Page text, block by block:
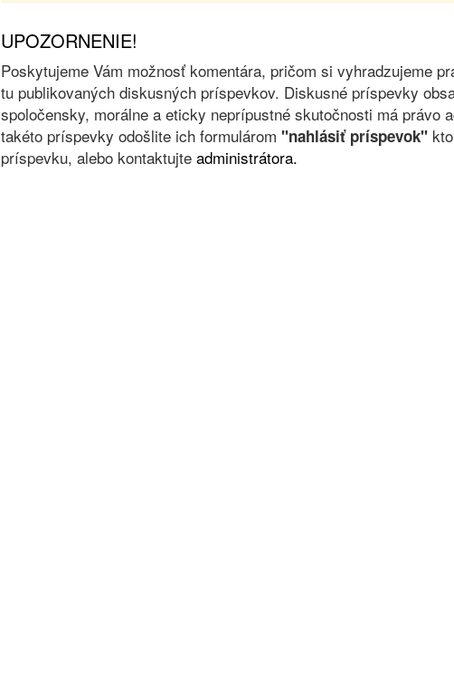
UPOZORNENIE!
Poskytujeme Vám možnosť komentára, pričom si vyhradzujeme
tu publikovaných diskusných príspevkov. Diskusné príspevky
spoločensky, morálne a eticky neprípustné skutočnosti má právo
takéto príspevky odošlite ich formulárom "nahlásiť príspevok"
príspevku, alebo kontaktujte administrátora.